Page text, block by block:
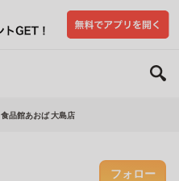
食品館あおば 大島店
フォロー